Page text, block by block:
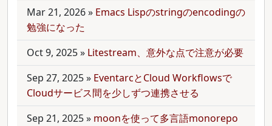
Mar 21, 2026» Emacs Lispのstringのencodingの
勉強になった
Oct 9, 2025» Litestream、意外な点で注意が必要
Sep 27, 2025» EventarcとCloud Workflowsで
Cloudサービス間を少しずつ連携させる
Sep 21, 2025» moonを使って多言語monorepo